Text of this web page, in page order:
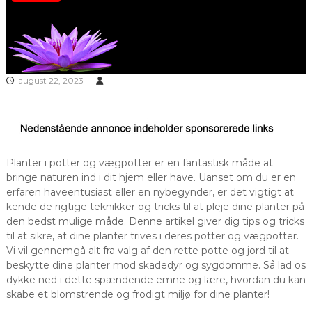
august 22, 2023
Planter i potter og vægpotter er en fantastisk måde at
bringe naturen ind i dit hjem eller have. Uanset om du er en
erfaren haveentusiast eller en nybegynder, er det vigtigt at
kende de rigtige teknikker og tricks til at pleje dine planter på
den bedst mulige måde. Denne artikel giver dig tips og tricks
til at sikre, at dine planter trives i deres potter og vægpotter.
Vi vil gennemgå alt fra valg af den rette potte og jord til at
beskytte dine planter mod skadedyr og sygdomme. Så lad os
dykke ned i dette spændende emne og lære, hvordan du kan
skabe et blomstrende og frodigt miljø for dine planter!